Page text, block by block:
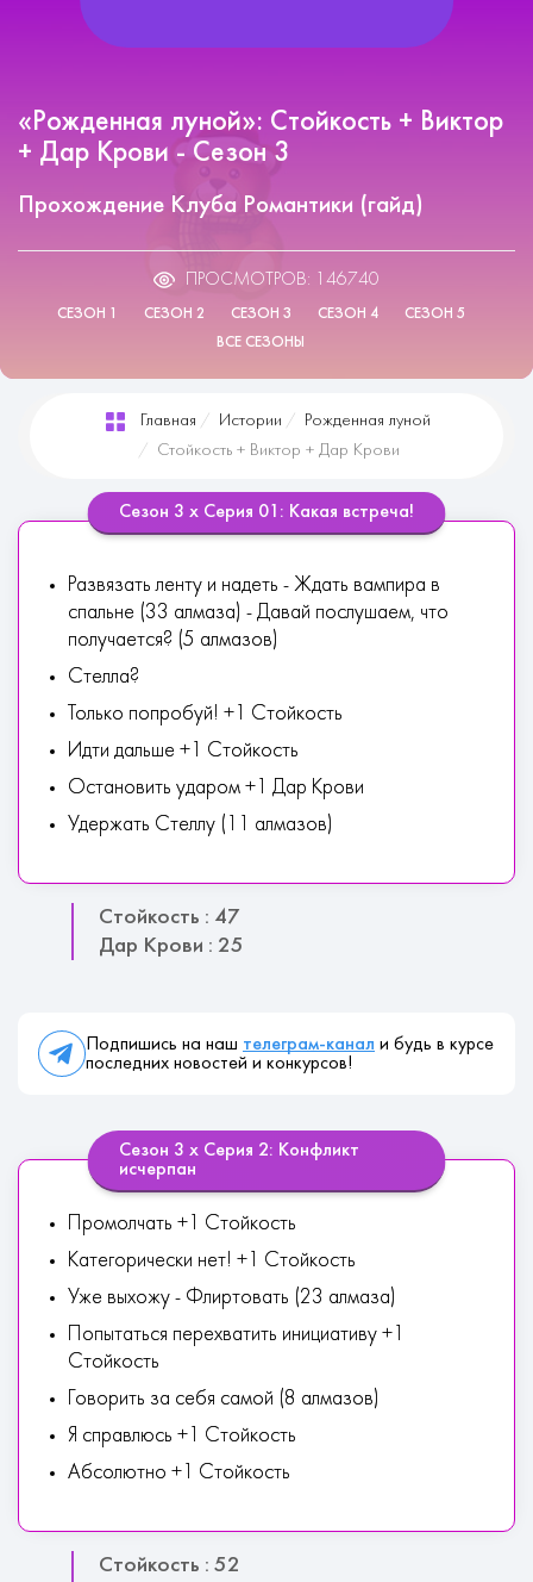
«Рожденная луной»: Стойкость + Виктор
+ Дар Крови - Сезон 3
Прохождение Клуба Романтики (гайд)
ПРОСМОТРОВ: 146740
СЕЗОН 1 СЕЗОН 2 СЕЗОН 3 СЕЗОН 4
СЕЗОН 5
ВСЕ СЕЗОНЫ
Главная Истории
Рожденная луной
Стойкость + Виктор + Дар Крови
Сезон 3 х Серия 01: Какая встреча!
Развязать ленту и надеть - Ждать вампира в
спальне (33 алмаза) - Давай послушаем, что
получается? (5 алмазов)
Стелла?
Только попробуй! +1 Стойкость
Идти дальше +1 Стойкость
Остановить ударом +1 Дар Крови
Удержать Стеллу (11 алмазов)
Стойкость : 47
Дар Крови : 25
Подпишись на наш телеграм-канал и будь в курсе
последних новостей и конкурсов!
Сезон 3 х Серия 2: Конфликт
исчерпан
Промолчать +1 Стойкость
Категорически нет! +1 Стойкость
Уже выхожу - Флиртовать (23 алмаза)
Попытаться перехватить инициативу +1
Стойкость
Говорить за себя самой (8 алмазов)
Я справлюсь +1 Стойкость
Абсолютно +1 Стойкость
Стойкость : 52